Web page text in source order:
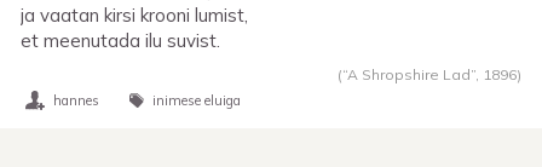
ja vaatan kirsi krooni lumist,
et meenutada ilu suvist.
(“A Shropshire Lad”, 1896)
hannes inimese eluiga